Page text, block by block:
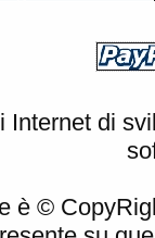
di
è ©